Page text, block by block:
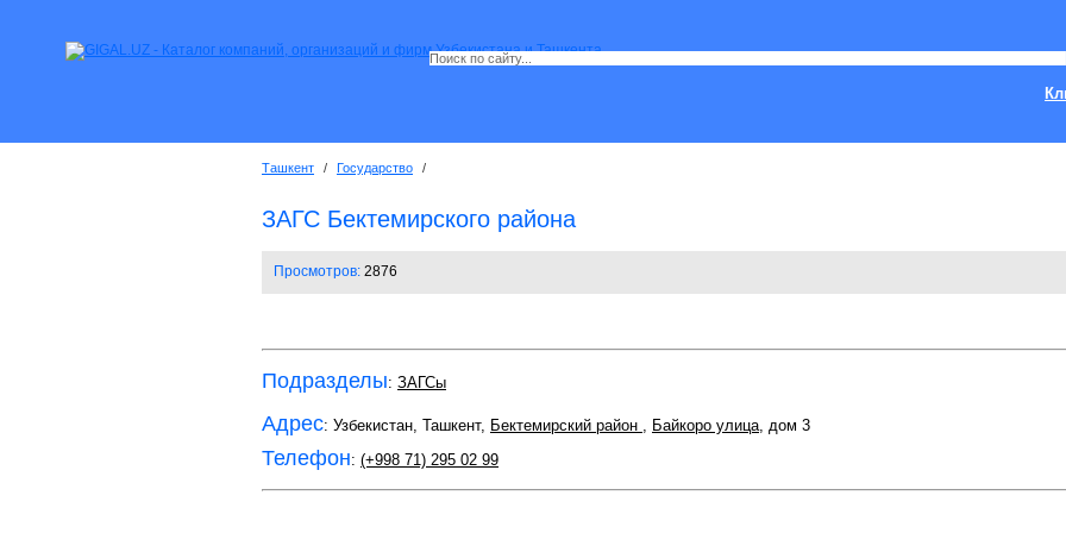
Ташкент / Государство /
ЗАГС Бектемирского района
Просмотров: 2876
Подразделы: ЗАГСы
Адрес: Узбекистан, Ташкент, Бектемирский район , Байкоро улица, дом 3
Телефон: (+998 71) 295 02 99